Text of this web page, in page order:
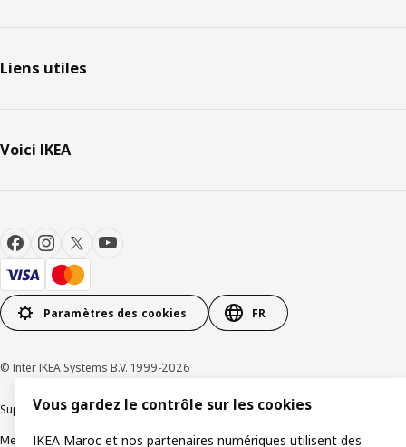
Liens utiles
Voici IKEA
Paramètres des cookies FR
© Inter IKEA Systems B.V. 1999-2026
Support produitPolitique de confidentialitéPolitique de cookies
Mentions légalesAchat en ligne Termes et conditions
Vous gardez le contrôle sur les cookies
IKEA Maroc et nos partenaires numériques utilisent des